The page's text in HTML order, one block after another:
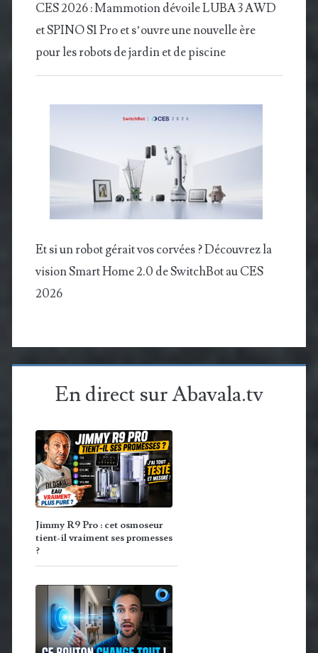
CES 2026 : Mammotion dévoile LUBA 3 AWD
et SPINO S1 Pro et s’ouvre une nouvelle ère
pour les robots de jardin et de piscine
Et si un robot gérait vos corvées ? Découvrez la
vision Smart Home 2.0 de SwitchBot au CES
2026
En direct sur Abavala.tv
Jimmy R9 Pro : cet osmoseur
tient-il vraiment ses promesses
?